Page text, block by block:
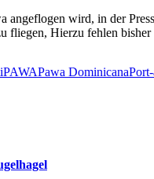
angeflogen wird, in der
fliegen, Hierzu fehlen
PAWAPawa Dominicana